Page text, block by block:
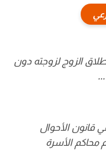
الزوج لزوجته دون
الأحوال
محاكم الأسرة